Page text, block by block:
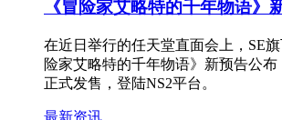
《冒险家艾略特的千年物语》
在近日举行的任天堂直面会上，SE
险家艾略特的千年物语》新预告公布
正式发售，登陆NS2平台。
最新资讯